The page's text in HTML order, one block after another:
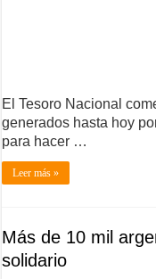
El Tesoro Nacional
generados hasta hoy
para hacer …
Leer más »
Más de 10 mil
solidario